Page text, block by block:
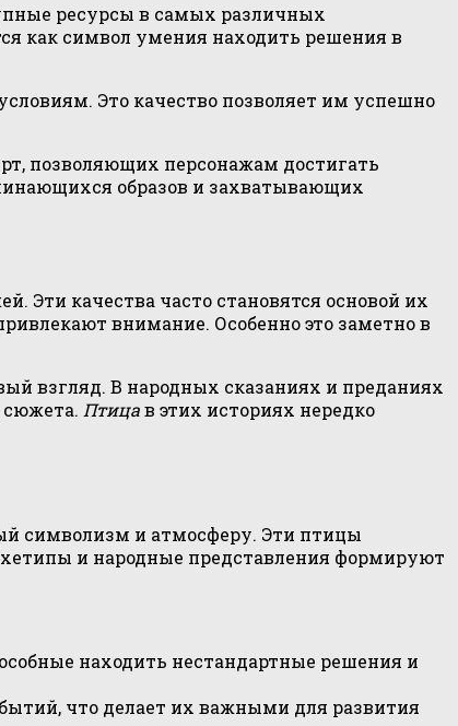
ресурсы в самых различных
как символ умения находить решения в
Это качество позволяет им успешно
позволяющих персонажам достигать
образов и захватывающих
Эти качества часто становятся основой их
внимание. Особенно это заметно в
взгляд. В народных сказаниях и преданиях
сюжета. Птицав этих историях нередко
символизм и атмосферу. Эти птицы
и народные представления формируют
находить нестандартные решения и
что делает их важными для развития